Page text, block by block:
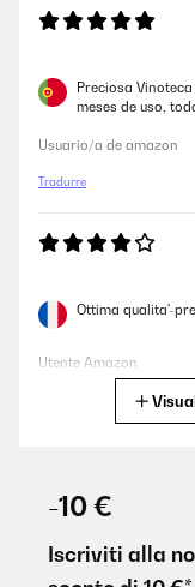
Preciosa
meses de uso,
Usuario/a de amazon
Tradurre
Ottima qualita'-
Utente Amazon
da solo è una figata
-10 €
Iscriviti alla